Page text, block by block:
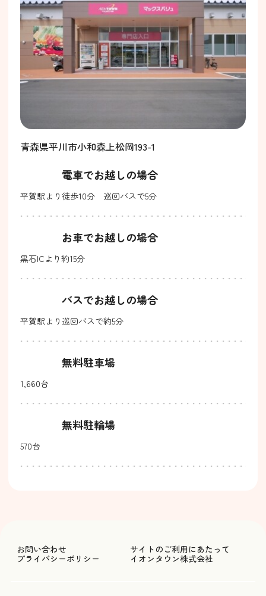
青森県平川市小和森上松岡193-1
電車でお越しの場合
平賀駅より徒歩10分 巡回バスで5分
お車でお越しの場合
黒石ICより約15分
バスでお越しの場合
平賀駅より巡回バスで約5分
無料駐車場
1,660台
無料駐輪場
570台
お問い合わせ
サイトのご利用にあたって
プライバシーポリシー
イオンタウン株式会社